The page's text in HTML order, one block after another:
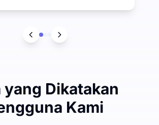
yang Dikatakan
Kami